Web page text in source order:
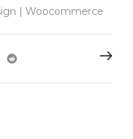
Woocommerce